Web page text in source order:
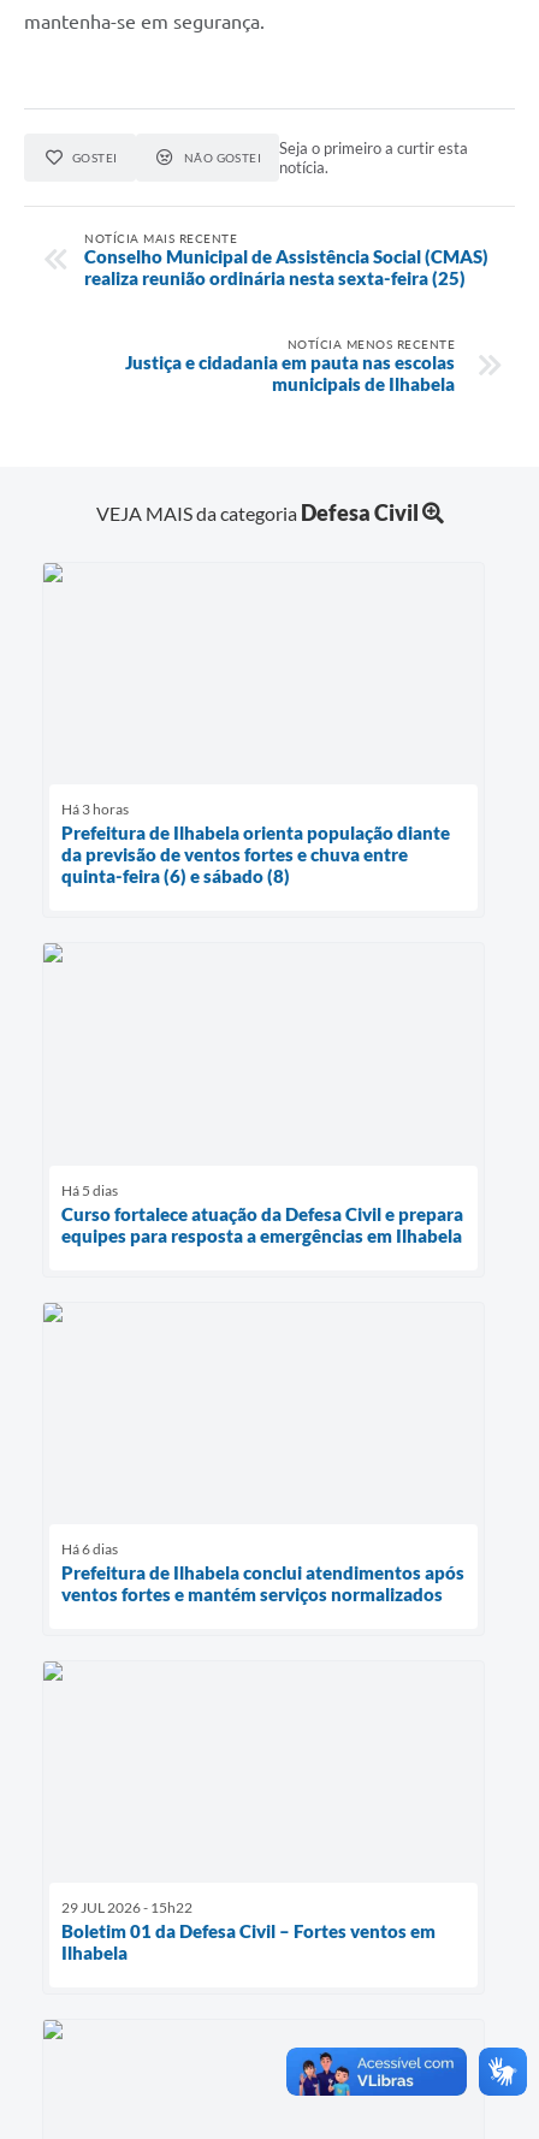
mantenha-se em segurança.
GOSTEI NÃO GOSTEI
Seja o primeiro a curtir esta
notícia.
NOTÍCIA MAIS RECENTE
Conselho Municipal de Assistência Social (CMAS)
realiza reunião ordinária nesta sexta-feira (25)
NOTÍCIA MENOS RECENTE
Justiça e cidadania em pauta nas escolas
municipais de Ilhabela
VEJA MAIS da categoria Defesa Civil
Há 3 horas
Prefeitura de Ilhabela orienta população diante
da previsão de ventos fortes e chuva entre
quinta-feira (6) e sábado (8)
Há 5 dias
Curso fortalece atuação da Defesa Civil e prepara
equipes para resposta a emergências em Ilhabela
Há 6 dias
Prefeitura de Ilhabela conclui atendimentos após
ventos fortes e mantém serviços normalizados
29 JUL 2026 - 15h22
Boletim 01 da Defesa Civil – Fortes ventos em
Ilhabela